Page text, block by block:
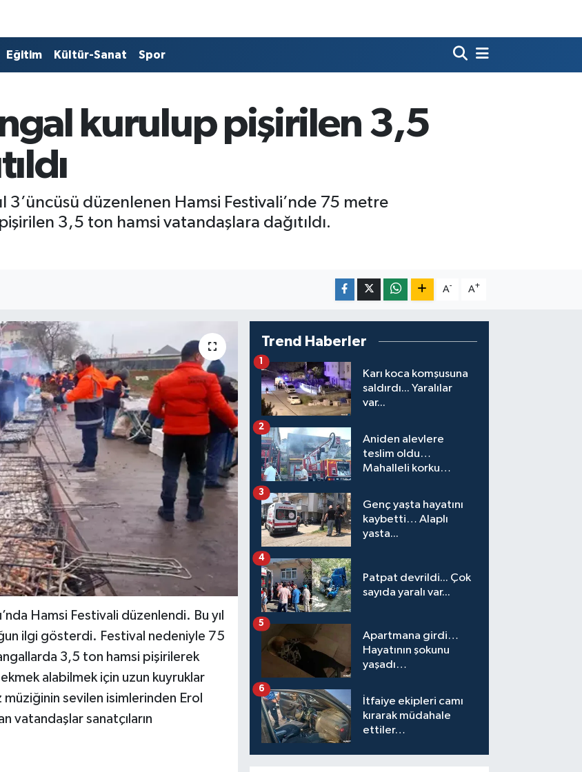
Eğitim Kültür-Sanat Spor
kurulup pişirilen 3,5
3’üncüsü düzenlenen Hamsi Festivali’nde 75 metre
3,5 ton hamsi vatandaşlara dağıtıldı.
A- A+
Hamsi Festivali düzenlendi. Bu yıl
ilgi gösterdi. Festival nedeniyle 75
3,5 ton hamsi pişirilerek
alabilmek için uzun kuyruklar
sevilen isimlerinden Erol
vatandaşlar sanatçıların
Trend Haberler
Karı koca komşusuna
saldırdı... Yaralılar
var...
1
Aniden alevlere
teslim oldu…
Mahalleli korku
2
Genç yaşta hayatını
kaybetti… Alaplı
yasta...
3
Patpat devrildi... Çok
sayıda yaralı var...
4
Apartmana girdi…
Hayatının şokunu
yaşadı…
5
İtfaiye ekipleri camı
kırarak müdahale
ettiler…
6